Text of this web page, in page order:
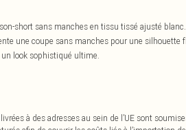
short sans manches en tissu tissé ajusté
une coupe sans manches pour une silhouette
look sophistiqué ultime.
à des adresses au sein de l’UE sont